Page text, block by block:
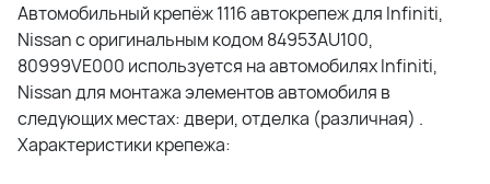
Автомобильный крепёж 1116 автокрепеж для Infiniti,
Nissan c оригинальным кодом 84953AU100,
80999VE000 используется на автомобилях Infiniti,
Nissan для монтажа элементов автомобиля в
следующих местах: двери, отделка (различная) .
Характеристики крепежа: